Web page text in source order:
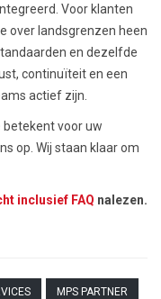
Voor klanten
over landsgrenzen heen
en dezelfde
continuïteit en een
actief zijn.
voor uw
op. Wij staan klaar om
inclusief FAQ nalezen.
MPS PARTNER